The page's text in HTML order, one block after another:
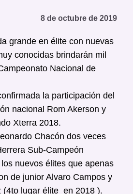
8 de octubre de 2019
grande en élite con nuevas
conocidas brindarán mil
Nacional de
la participación del
nacional Rom Akerson y
Xterra 2018.
Chacón dos veces
Sub-Campeón
nuevos élites que apenas
de junior Alvaro Campos y
(4to lugar élite en 2018 ).